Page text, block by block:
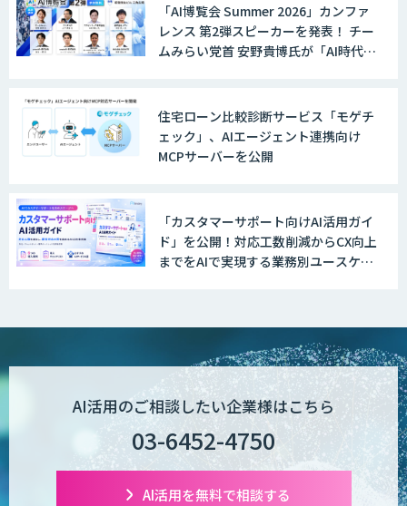
「AI博覧会 Summer 2026」カンファ
レンス 第2弾スピーカーを発表！ チー
ムみらい党首 安野貴博氏が「AI時代の
事例も公開
住宅ローン比較診断サービス「モゲチ
ェック」、AIエージェント連携向け
MCPサーバーを公開
「カスタマーサポート向けAI活用ガイ
ド」を公開！対応工数削減からCX向上
までをAIで実現する業務別ユースケー
AI活用のご相談したい企業様はこちら
03-6452-4750
AI活用を無料で相談する